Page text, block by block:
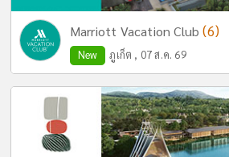
Marriott Vacation Club(6)
New ภูเก็ต , 07 ส.ค. 69